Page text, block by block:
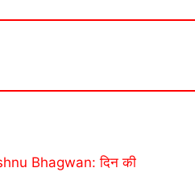
Bhagwan: दिन की